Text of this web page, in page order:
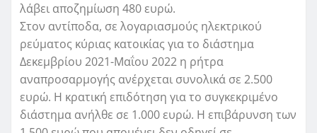
λάβει αποζημίωση 480 ευρώ.
Στον αντίποδα, σε λογαριασμούς ηλεκτρικού
ρεύματος κύριας κατοικίας για το διάστημα
Δεκεμβρίου 2021-Μαΐου 2022 η ρήτρα
αναπροσαρμογής ανέρχεται συνολικά σε 2.500
ευρώ. Η κρατική επιδότηση για το συγκεκριμένο
διάστημα ανήλθε σε 1.000 ευρώ. Η επιβάρυνση των